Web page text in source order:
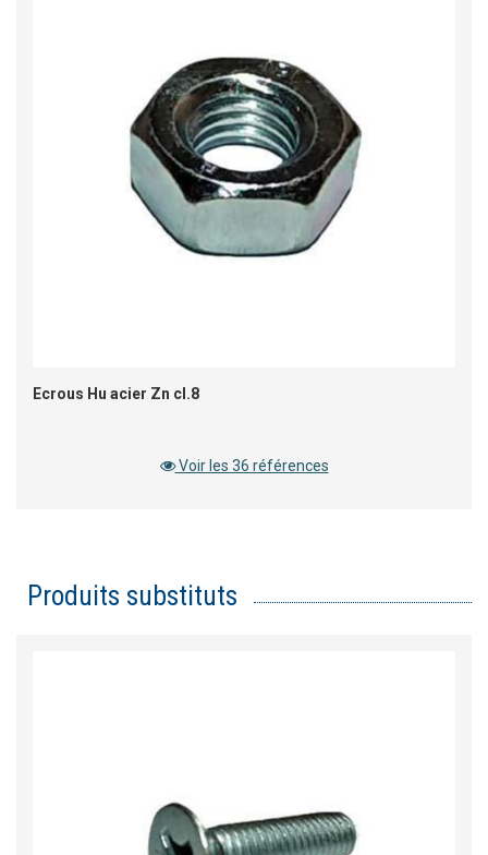
Ecrous Hu acier Zn cl.8
Voir les 36 références
Produits substituts